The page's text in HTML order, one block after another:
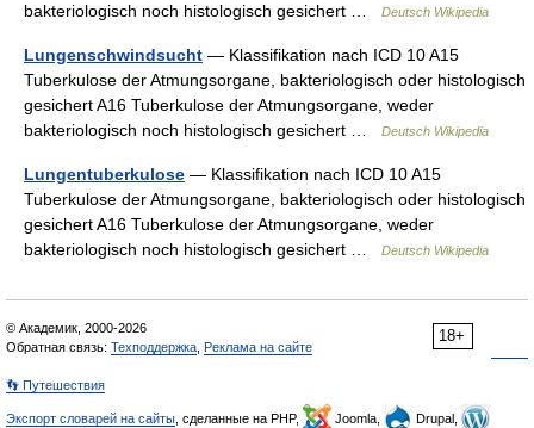
bakteriologisch noch histologisch gesichert …
Deutsch Wikipedia
Lungenschwindsucht — Klassifikation nach ICD 10 A15
Tuberkulose der Atmungsorgane, bakteriologisch oder histologisch
gesichert A16 Tuberkulose der Atmungsorgane, weder
bakteriologisch noch histologisch gesichert …
Deutsch Wikipedia
Lungentuberkulose — Klassifikation nach ICD 10 A15
Tuberkulose der Atmungsorgane, bakteriologisch oder histologisch
gesichert A16 Tuberkulose der Atmungsorgane, weder
bakteriologisch noch histologisch gesichert …
Deutsch Wikipedia
18+
© Академик, 2000-2026
Обратная связь: Техподдержка Реклама на сайте
👣 Путешествия
Экспорт словарей на сайты , сделанные на PHP, Joomla,
Drupal,